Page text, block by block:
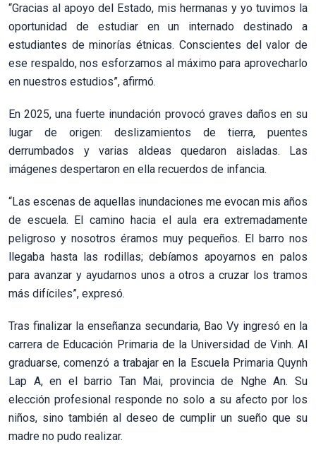
“Gracias al apoyo del Estado, mis hermanas y yo tuvimos la
oportunidad de estudiar en un internado destinado a
estudiantes de minorías étnicas. Conscientes del valor de
ese respaldo, nos esforzamos al máximo para aprovecharlo
en nuestros estudios”, afirmó.
En 2025, una fuerte inundación provocó graves daños en su
lugar de origen: deslizamientos de tierra, puentes
derrumbados y varias aldeas quedaron aisladas. Las
imágenes despertaron en ella recuerdos de infancia.
“Las escenas de aquellas inundaciones me evocan mis años
de escuela. El camino hacia el aula era extremadamente
peligroso y nosotros éramos muy pequeños. El barro nos
llegaba hasta las rodillas; debíamos apoyarnos en palos
para avanzar y ayudarnos unos a otros a cruzar los tramos
más difíciles”, expresó.
Tras finalizar la enseñanza secundaria, Bao Vy ingresó en la
carrera de Educación Primaria de la Universidad de Vinh. Al
graduarse, comenzó a trabajar en la Escuela Primaria Quynh
Lap A, en el barrio Tan Mai, provincia de Nghe An. Su
elección profesional responde no solo a su afecto por los
niños, sino también al deseo de cumplir un sueño que su
madre no pudo realizar.